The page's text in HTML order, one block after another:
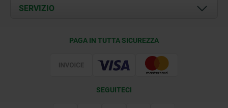
Contatti
Documents
SERVIZIO
PAGA IN TUTTA SICUREZZA
SEGUITECI